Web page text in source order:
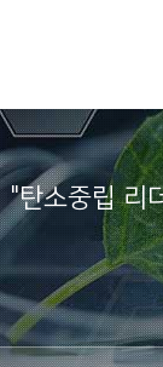
"탄소중립 리